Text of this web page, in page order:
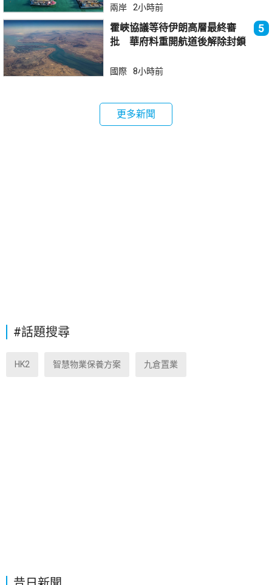
兩岸 2小時前
霍峽協議等待伊朗高層最終審
批 華府料重開航道後解除封鎖
5
國際 8小時前
更多新聞
#話題搜尋
HK2 智慧物業保養方案 九倉置業